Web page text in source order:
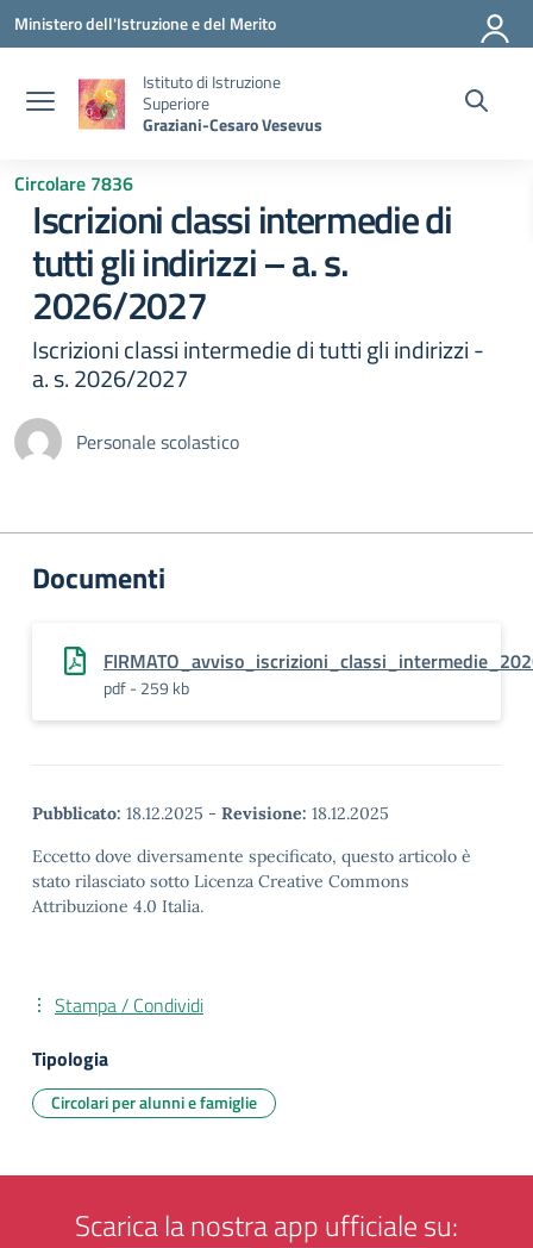
Vai ai contenuti
Vai al menu di navigazione
Vai al footer
Ministero dell'Istruzione e del Merito
Istituto di Istruzione
Superiore
Graziani-Cesaro Vesevus
Circolare 7836
Iscrizioni classi intermedie di
tutti gli indirizzi – a. s.
2026/2027
Iscrizioni classi intermedie di tutti gli indirizzi -
a. s. 2026/2027
Personale scolastico
Documenti
pdf - 259 kb
Pubblicato: 18.12.2025 - Revisione: 18.12.2025
Eccetto dove diversamente specificato, questo articolo è
stato rilasciato sotto Licenza Creative Commons
Attribuzione 4.0 Italia.
Stampa / Condividi
Tipologia
Circolari per alunni e famiglie
Scarica la nostra app ufficiale su: